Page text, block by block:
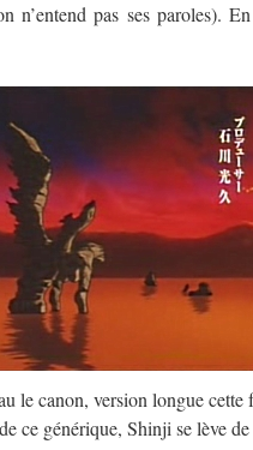
n’entend pas ses paroles).
le canon, version longue cette
ce générique, Shinji se lève